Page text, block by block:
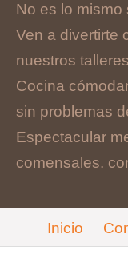
No es lo
Ven a divertirte
nuestros
Cocina
sin problemas
Espectacular
comensales.
Inicio